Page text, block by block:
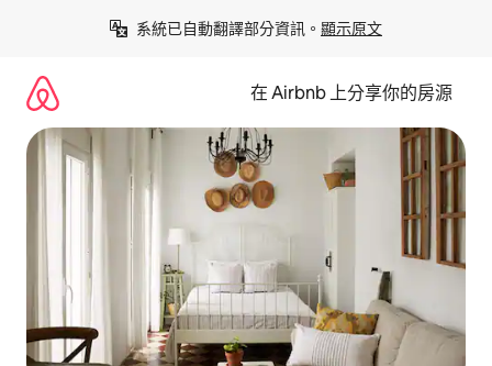
系統已自動翻譯部分資訊。 顯示原文
在 Airbnb 上分享你的房源